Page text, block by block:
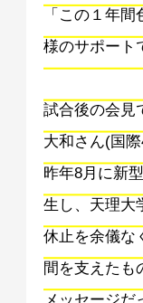
「この１年
様のサポート
試合後の会見
大和さん(国際
昨年8月に新
生し、天理大
休止を余儀な
間を支えたも
メッセージだ